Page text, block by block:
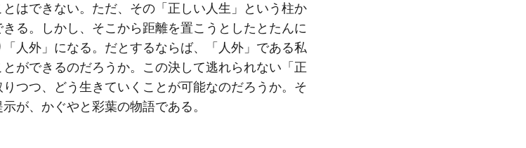
はできない。ただ、その「正しい人生」という柱か
る。しかし、そこから距離を置こうとしたとたんに
人外」になる。だとするならば、「人外」である私
ができるのだろうか。この決して逃れられない「正
つつ、どう生きていくことが可能なのだろうか。そ
が、かぐやと彩葉の物語である。